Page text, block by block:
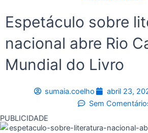
Espetáculo sobre
nacional abre Rio
Mundial do Livro
sumaia.coelho abril 23,
Sem
PUBLICIDADE